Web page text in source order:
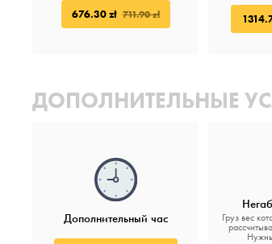
676.30 zł 711.90 zł
ДОПОЛНИТЕЛЬНЫЕ
Дополнительный час
Груз вес